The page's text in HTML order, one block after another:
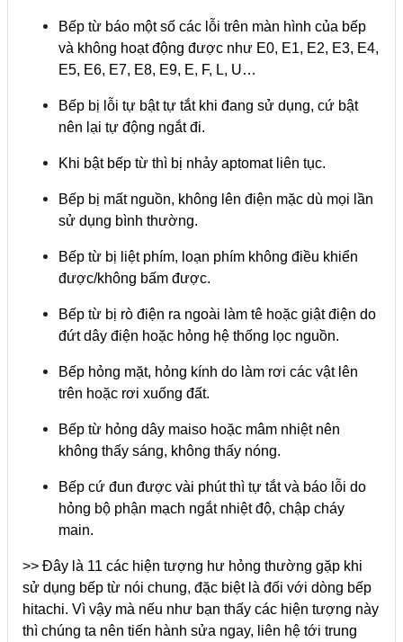
Bếp từ báo một số các lỗi trên màn hình của bếp
và không hoạt động được như E0, E1, E2, E3, E4,
E5, E6, E7, E8, E9, E, F, L, U…
Bếp bị lỗi tự bật tự tắt khi đang sử dụng, cứ bật
nên lại tự động ngắt đi.
Khi bật bếp từ thì bị nhảy aptomat liên tục.
Bếp bị mất nguồn, không lên điện mặc dù mọi lần
sử dụng bình thường.
Bếp từ bị liệt phím, loạn phím không điều khiển
được/không bấm được.
Bếp từ bị rò điện ra ngoài làm tê hoặc giật điện do
đứt dây điện hoặc hỏng hệ thống lọc nguồn.
Bếp hỏng mặt, hỏng kính do làm rơi các vật lên
trên hoặc rơi xuống đất.
Bếp từ hỏng dây maiso hoặc mâm nhiệt nên
không thấy sáng, không thấy nóng.
Bếp cứ đun được vài phút thì tự tắt và báo lỗi do
hỏng bộ phận mạch ngắt nhiệt độ, chập cháy
main.
>> Đây là 11 các hiện tượng hư hỏng thường gặp khi
sử dụng bếp từ nói chung, đặc biệt là đối với dòng bếp
hitachi. Vì vậy mà nếu như bạn thấy các hiện tượng này
thì chúng ta nên tiến hành sửa ngay, liên hệ tới trung